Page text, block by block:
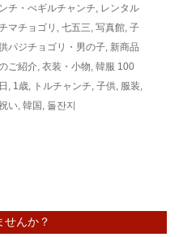
ンチ・ぺギルチャンチ, レンタル
マチョゴリ , 七五三, 写真館, 子
パジチョゴリ・男の子, 新商品
ご紹介, 衣装・小物, 韓服 100
日 , 1歳, トルチャンチ, 子供, 服装,
い, 韓国 , 돌잔지
せんか？